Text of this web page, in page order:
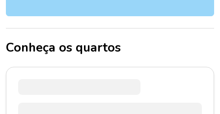
Conheça os quartos